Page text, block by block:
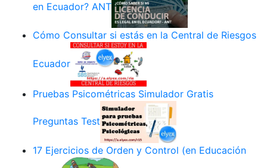
en Ecuador? ANT
Cómo Consultar si estás en la Central de Riesgos
Ecuador
Pruebas Psicométricas Simulador Gratis
Preguntas Test
17 Ejercicios de Orden y Control (en Educación